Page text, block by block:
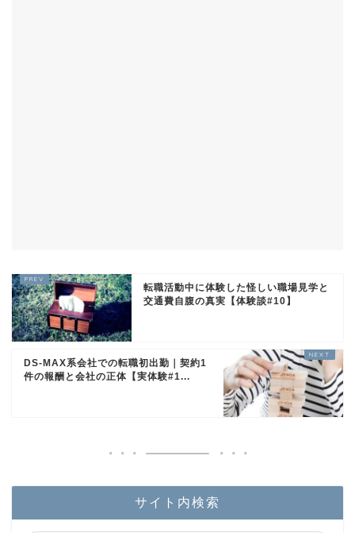
転職活動中に体験した怪しい職場見学と
交通費自腹の真実【体験談#10】
DS-MAX系会社での転職初出勤｜契約1
件の報酬と会社の正体【実体験#1...
サイト内検索